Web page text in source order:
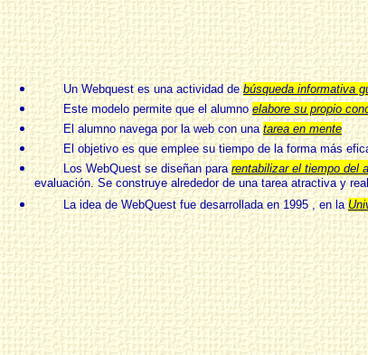
....
Un Webquest es una actividad debúsqueda informativa
Este modelo permite que el alumno elabore su propio
El alumno navega por la web con unatarea en mente
El objetivo es que emplee su tiempo de la forma más
Los WebQuest se diseñan pararentabilizar el tiempo del
evaluación. Se construye alrededor de una tarea atractiva y
La idea de WebQuest fue desarrollada en 1995 , en la